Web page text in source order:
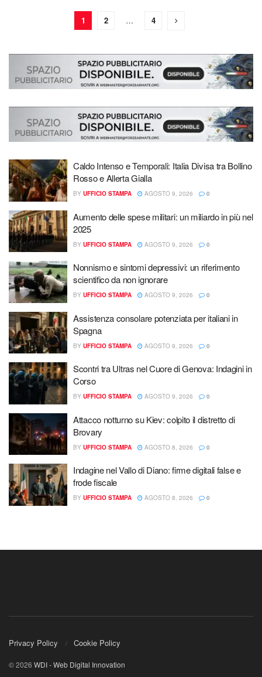
1 2 … 4
Caldo Intenso e Temporali: Italia Divisa tra Bollino
Rosso e Allerta Gialla
BY UFFICIO STAMPA AGOSTO 9, 2026 0
Aumento delle spese militari: un miliardo in più nel
2025
BY UFFICIO STAMPA AGOSTO 9, 2026 0
Nonnismo e sintomi depressivi: un riferimento
scientifico da non ignorare
BY UFFICIO STAMPA AGOSTO 9, 2026 0
Assistenza consolare potenziata per italiani in
Spagna
BY UFFICIO STAMPA AGOSTO 9, 2026 0
Scontri tra Ultras nel Cuore di Genova: Indagini in
Corso
BY UFFICIO STAMPA AGOSTO 9, 2026 0
Attacco notturno su Kiev: colpito il distretto di
Brovary
BY UFFICIO STAMPA AGOSTO 8, 2026 0
Indagine nel Vallo di Diano: firme digitali false e
frode fiscale
BY UFFICIO STAMPA AGOSTO 8, 2026 0
Privacy Policy Cookie Policy
© 2026 WDI - Web Digital Innovation